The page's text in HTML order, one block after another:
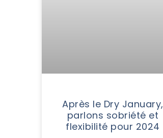
Après le Dry January,
parlons sobriété et
flexibilité pour 2024